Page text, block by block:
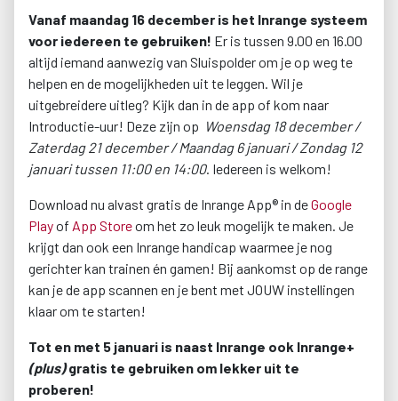
Vanaf maandag 16 december is het Inrange systeem
voor iedereen te gebruiken! Er is tussen 9.00 en 16.00
altijd iemand aanwezig van Sluispolder om je op weg te
helpen en de mogelijkheden uit te leggen. Wil je
uitgebreidere uitleg? Kijk dan in de app of kom naar
Introductie-uur! Deze zijn op Woensdag 18 december /
Zaterdag 21 december / Maandag 6 januari / Zondag 12
januari tussen 11:00 en 14:00. Iedereen is welkom!
Download nu alvast gratis de Inrange App® in deGoogle
Playof App Storeom het zo leuk mogelijk te maken. Je
krijgt dan ook een Inrange handicap waarmee je nog
gerichter kan trainen én gamen! Bij aankomst op de range
kan je de app scannen en je bent met JOUW instellingen
klaar om te starten!
Tot en met 5 januari is naast Inrange ook Inrange+
(plus)gratis te gebruiken om lekker uit te
proberen!